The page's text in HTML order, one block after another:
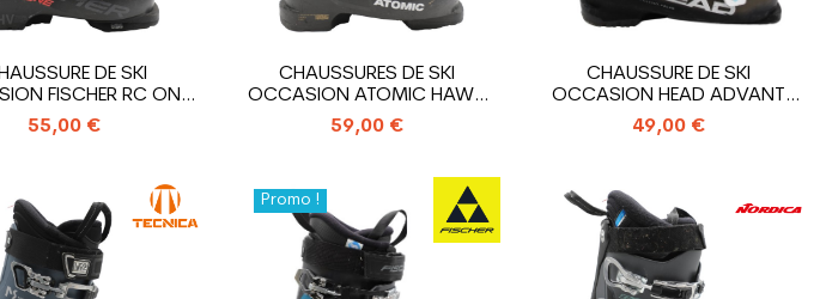
DE SKI
FISCHER RC ONE
85 XTR HV
55,00 €
CHAUSSURES DE SKI
OCCASION ATOMIC HAWX
MAGNA 85 X
59,00 €
CHAUSSURE DE SKI
OCCASION HEAD ADVANT
EDGE 75
49,00 €
Promo !